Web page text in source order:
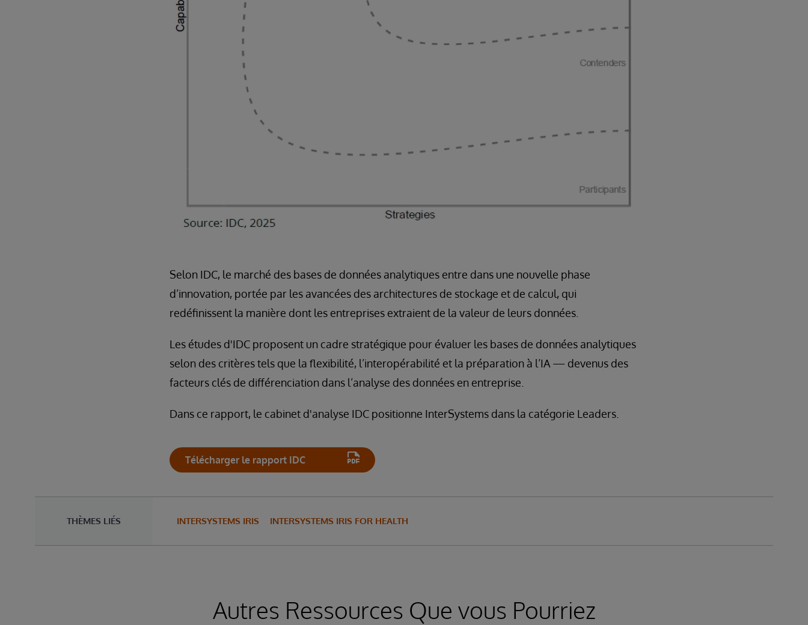
Selon IDC, le marché des bases de données analytiques entre dans une nouvelle phase
d’innovation, portée par les avancées des architectures de stockage et de calcul, qui
redéfinissent la manière dont les entreprises extraient de la valeur de leurs données.
Les études d'IDC proposent un cadre stratégique pour évaluer les bases de données analytiques
selon des critères tels que la flexibilité, l’interopérabilité et la préparation à l’IA — devenus des
facteurs clés de différenciation dans l’analyse des données en entreprise.
Dans ce rapport, le cabinet d'analyse IDC positionne InterSystems dans la catégorie Leaders.
Télécharger le rapport IDC
THÈMES LIÉS INTERSYSTEMS IRIS INTERSYSTEMS IRIS FOR HEALTH
Autres Ressources Que vous Pourriez